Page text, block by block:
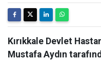
Kırıkkale Devlet
Mustafa Aydın